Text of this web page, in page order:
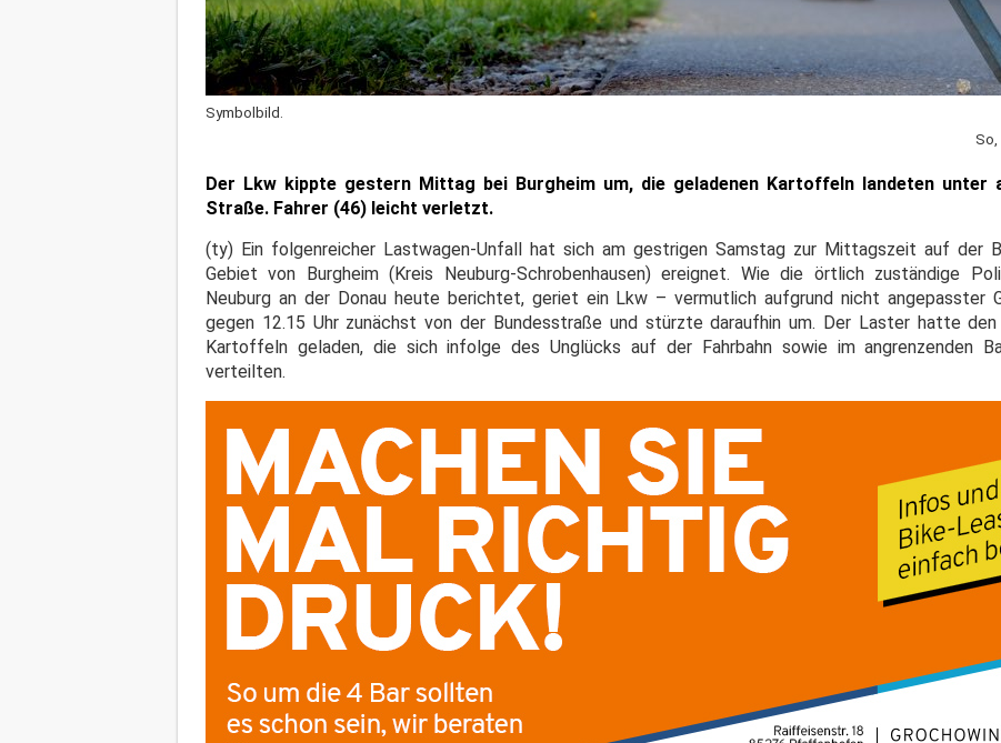
Symbolbild.
So,
Der Lkw kippte gestern Mittag bei Burgheim um, die geladenen Kartoffeln landeten unter
Straße. Fahrer (46) leicht verletzt.
(ty) Ein folgenreicher Lastwagen-Unfall hat sich am gestrigen Samstag zur Mittagszeit auf der
Gebiet von Burgheim (Kreis Neuburg-Schrobenhausen) ereignet. Wie die örtlich zuständige
Neuburg an der Donau heute berichtet, geriet ein Lkw – vermutlich aufgrund nicht angepasster
gegen 12.15 Uhr zunächst von der Bundesstraße und stürzte daraufhin um. Der Laster hatte
Kartoffeln geladen, die sich infolge des Unglücks auf der Fahrbahn sowie im angrenzenden
verteilten.